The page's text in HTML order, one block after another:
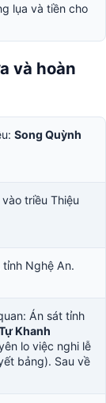
lụa và tiền cho
và hoàn
Song Quỳnh
triều Thiệu
Nghệ An.
Án sát tỉnh
Khanh
lo việc nghi lễ
bảng). Sau về